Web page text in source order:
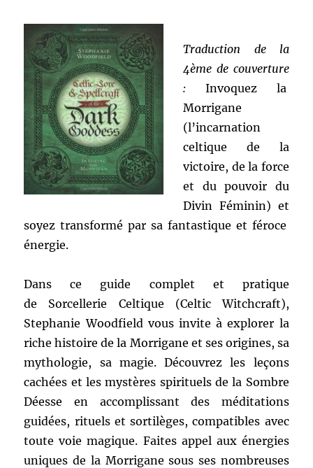
Traduction de la
4ème de couverture
: Invoquez la
Morrigane
(l’incarnation
celtique de la
victoire, de la force
et du pouvoir du
Divin Féminin) et
soyez transformé par sa fantastique et féroce
énergie.
Dans ce guide complet et pratique
de Sorcellerie Celtique (Celtic Witchcraft),
Stephanie Woodfield vous invite à explorer la
riche histoire de la Morrigane et ses origines, sa
mythologie, sa magie. Découvrez les leçons
cachées et les mystères spirituels de la Sombre
Déesse en accomplissant des méditations
guidées, rituels et sortilèges, compatibles avec
toute voie magique. Faites appel aux énergies
uniques de la Morrigane sous ses nombreuses